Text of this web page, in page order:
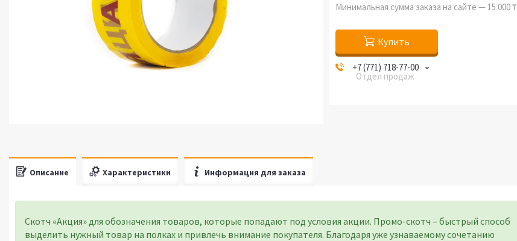
Минимальная сумма заказа на сайте — 15 000 ₸
Купить
+7 (771) 718-77-00
Отдел продаж
Описание Характеристики Информация для заказа
Скотч «Акция» для обозначения товаров, которые попадают под условия акции. Промо-скотч – быстрый способ
выделить нужный товар на полках и привлечь внимание покупателя. Благодаря уже узнаваемому сочетанию